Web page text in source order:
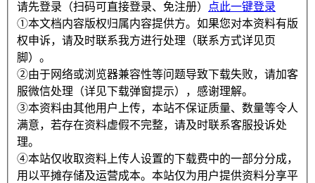
请先登录（扫码可直接登录、免注册）
点此一键登录
①本文档内容版权归属内容提供方。如果您对本资料有版
权申诉，请及时联系我方进行处理（联系方式详见页
脚）。
②由于网络或浏览器兼容性等问题导致下载失败，请加客
服微信处理（详见下载弹窗提示），感谢理解。
③本资料由其他用户上传，本站不保证质量、数量等令人
满意，若存在资料虚假不完整，请及时联系客服投诉处
理。
④本站仅收取资料上传人设置的下载费中的一部分分成，
用以平摊存储及运营成本。本站仅为用户提供资料分享平